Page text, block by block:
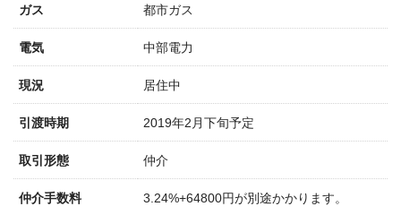
ガス 都市ガス
電気 中部電力
現況 居住中
引渡時期 2019年2月下旬予定
取引形態 仲介
仲介手数料 3.24%+64800円が別途かかります。